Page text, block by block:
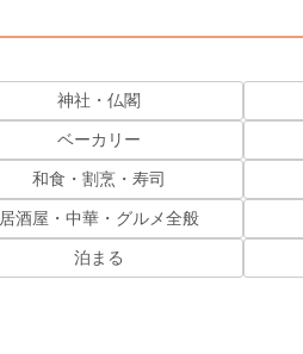
神社・仏閣
ベーカリー
和食・割烹・寿司
居酒屋・中華・グルメ全般
泊まる